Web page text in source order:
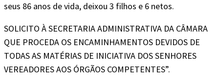
seus 86 anos de vida, deixou 3 filhos e 6 netos.
SOLICITO À SECRETARIA ADMINISTRATIVA DA CÂMARA
QUE PROCEDA OS ENCAMINHAMENTOS DEVIDOS DE
TODAS AS MATÉRIAS DE INICIATIVA DOS SENHORES
VEREADORES AOS ÓRGÃOS COMPETENTES”.